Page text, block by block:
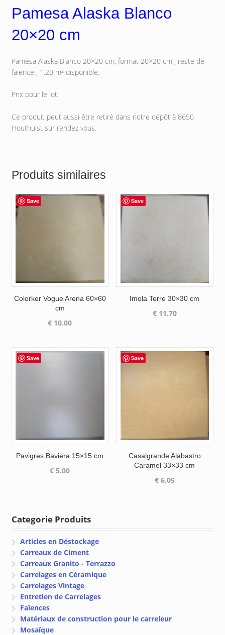
Pamesa Alaska Blanco
20×20 cm
Pamesa Alaska Blanco 20×20 cm, format 20×20 cm , reste de
faïence , 1.20 m² disponible.
Prix pour le lot.
Ce produit peut aussi être retiré dans notre dépôt à 8650
Houthulst sur rendez vous.
Produits similaires
Save
Colorker Vogue Arena 60×60
cm
€ 10.00
Save
Imola Terre 30×30 cm
€11.70
Save
Pavigres Baviera 15×15 cm
€ 5.00
Save
Casalgrande Alabastro
Caramel 33×33 cm
€6.05
Categorie Produits
Articles en Déstockage
Carreaux de Ciment
Carreaux Granito - Terrazzo
Carrelages en Céramique
Carrelages Vintage
Entretien de Carrelages
Faïences
Matériaux de construction pour le carreleur
Mosaïque